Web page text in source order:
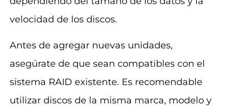
velocidad de los discos.
Antes de agregar nuevas unidades,
asegúrate de que sean compatibles con el
sistema RAID existente. Es recomendable
utilizar discos de la misma marca, modelo y